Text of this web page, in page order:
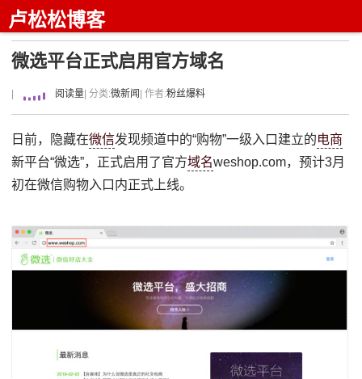
卢松松博客
微选平台正式启用官方域名
阅读量 | 分类:微新闻 | 作者:粉丝爆料
日前，隐藏在微信发现频道中的“购物”一级入口建立的电商
新平台“微选”，正式启用了官方域名weshop.com，预计3月
初在微信购物入口内正式上线。